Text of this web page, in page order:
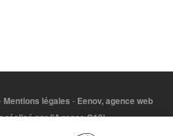
Mentions légales - Eenov, agence web
réalisé par l'Agence C10i